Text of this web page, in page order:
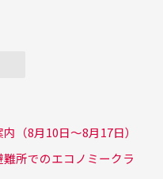
（8月10日〜8月17日）
難所でのエコノミークラ